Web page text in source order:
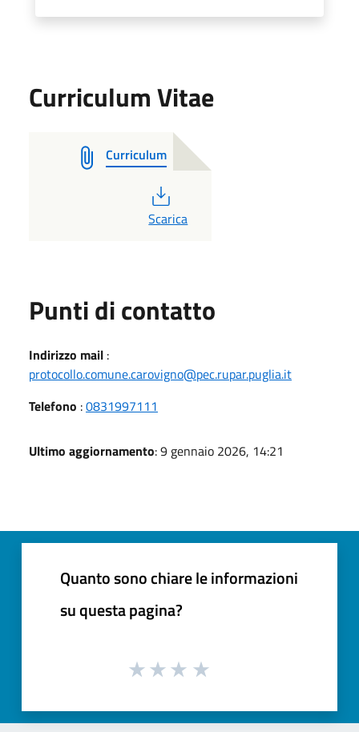
Curriculum Vitae
Curriculum
PDF
Scarica
Punti di contatto
Indirizzo mail :
protocollo.comune.carovigno@pec.rupar.puglia.it
Telefono :0831997111
Ultimo aggiornamento: 9 gennaio 2026, 14:21
Quanto sono chiare le informazioni
su questa pagina?